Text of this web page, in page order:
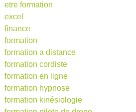
etre formation
excel
finance
formation
formation a distance
formation cordiste
formation en ligne
formation hypnose
formation kinésiologie